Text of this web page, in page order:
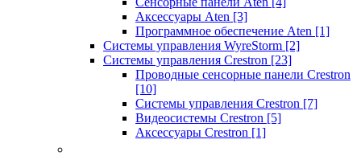
Аксессуары Aten [3]
Программное обеспечение Aten [1]
Системы управления WyreStorm [2]
Системы управления Crestron [23]
Проводные сенсорные панели Crestron
[10]
Системы управления Crestron [7]
Видеосистемы Crestron [5]
Аксессуары Crestron [1]